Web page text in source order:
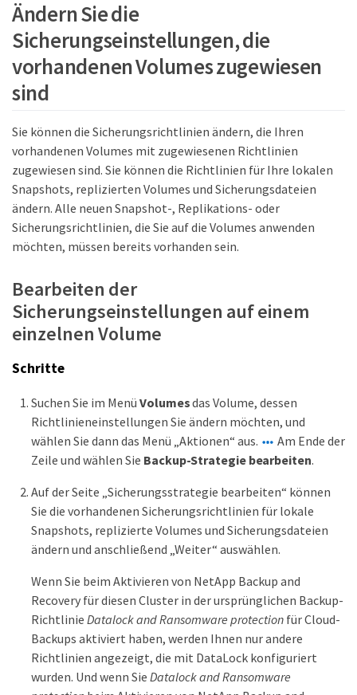
Ändern Sie die
Sicherungseinstellungen, die
vorhandenen Volumes zugewiesen
sind
Sie können die Sicherungsrichtlinien ändern, die Ihren
vorhandenen Volumes mit zugewiesenen Richtlinien
zugewiesen sind. Sie können die Richtlinien für Ihre lokalen
Snapshots, replizierten Volumes und Sicherungsdateien
ändern. Alle neuen Snapshot-, Replikations- oder
Sicherungsrichtlinien, die Sie auf die Volumes anwenden
möchten, müssen bereits vorhanden sein.
Bearbeiten der
Sicherungseinstellungen auf einem
einzelnen Volume
Schritte
Suchen Sie im Menü Volumesdas Volume, dessen
Richtlinieneinstellungen Sie ändern möchten, und
wählen Sie dann das Menü „Aktionen“ aus.
Am Ende der
Zeile und wählen Sie Backup-Strategie bearbeiten.
Auf der Seite „Sicherungsstrategie bearbeiten“ können
Sie die vorhandenen Sicherungsrichtlinien für lokale
Snapshots, replizierte Volumes und Sicherungsdateien
ändern und anschließend „Weiter“ auswählen.
Wenn Sie beim Aktivieren von NetApp Backup and
Recovery für diesen Cluster in der ursprünglichen Backup-
Richtlinie Datalock and Ransomware protection für Cloud-
Backups aktiviert haben, werden Ihnen nur andere
Richtlinien angezeigt, die mit DataLock konfiguriert
wurden. Und wenn Sie Datalock and Ransomware